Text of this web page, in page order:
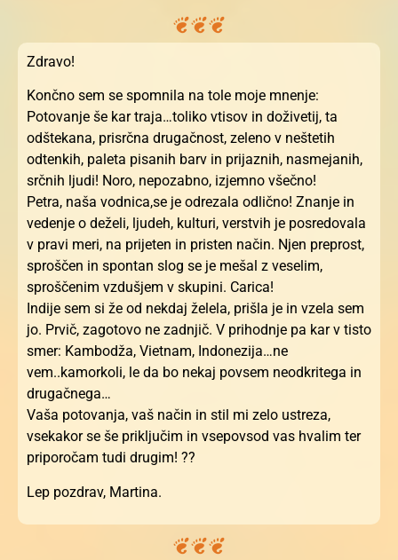
Zdravo!
Končno sem se spomnila na tole moje mnenje:
Potovanje še kar traja…toliko vtisov in doživetij, ta
odštekana, prisrčna drugačnost, zeleno v neštetih
odtenkih, paleta pisanih barv in prijaznih, nasmejanih,
srčnih ljudi! Noro, nepozabno, izjemno všečno!
Petra, naša vodnica,se je odrezala odlično! Znanje in
vedenje o deželi, ljudeh, kulturi, verstvih je posredovala
v pravi meri, na prijeten in pristen način. Njen preprost,
sproščen in spontan slog se je mešal z veselim,
sproščenim vzdušjem v skupini. Carica!
Indije sem si že od nekdaj želela, prišla je in vzela sem
jo. Prvič, zagotovo ne zadnjič. V prihodnje pa kar v tisto
smer: Kambodža, Vietnam, Indonezija…ne
vem..kamorkoli, le da bo nekaj povsem neodkritega in
drugačnega…
Vaša potovanja, vaš način in stil mi zelo ustreza,
vsekakor se še priključim in vsepovsod vas hvalim ter
priporočam tudi drugim! ??
Lep pozdrav, Martina.